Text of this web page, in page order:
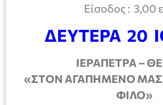
Είσοδος : 3,00
ΔΕΥΤΕΡΑ 20
ΙΕΡΑΠΕΤΡΑ –
«ΣΤΟΝ ΑΓΑΠΗΜΕΝΟ
ΦΙΛΟ»